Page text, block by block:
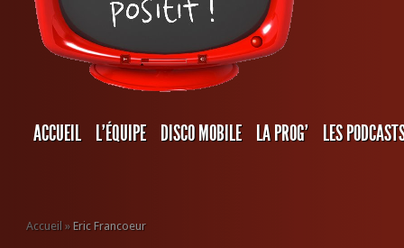
ACCUEIL L’ÉQUIPE DISCO MOBILE LA PROG’ LES
Accueil » Eric Francoeur